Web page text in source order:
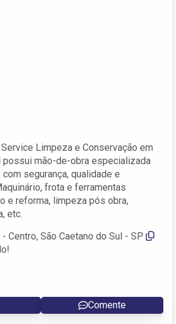
Limpeza e Conservação em
possui mão-de-obra especializada
segurança, qualidade e
frota e ferramentas
e reforma, limpeza pós obra,
etc.
Centro, São Caetano do Sul - SP
Comente